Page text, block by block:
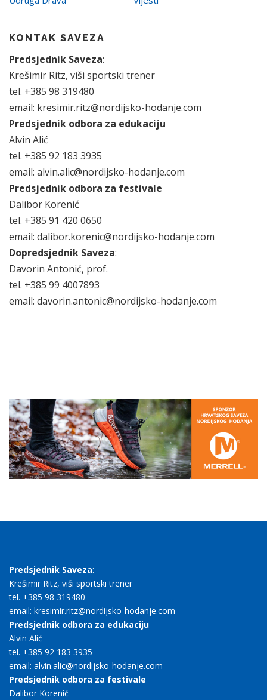
KONTAK SAVEZA
Predsjednik Saveza:
Krešimir Ritz, viši sportski trener
tel. +385 98 319480
email: kresimir.ritz@nordijsko-hodanje.com
Predsjednik odbora za edukaciju
Alvin Alić
tel. +385 92 183 3935
email: alvin.alic@nordijsko-hodanje.com
Predsjednik odbora za festivale
Dalibor Korenić
tel. +385 91 420 0650
email: dalibor.korenic@nordijsko-hodanje.com
Dopredsjednik Saveza:
Davorin Antonić, prof.
tel. +385 99 4007893
email: davorin.antonic@nordijsko-hodanje.com
Predsjednik Saveza:
Krešimir Ritz, viši sportski trener
tel. +385 98 319480
email: kresimir.ritz@nordijsko-hodanje.com
Predsjednik odbora za edukaciju
Alvin Alić
tel. +385 92 183 3935
email: alvin.alic@nordijsko-hodanje.com
Predsjednik odbora za festivale
Dalibor Korenić